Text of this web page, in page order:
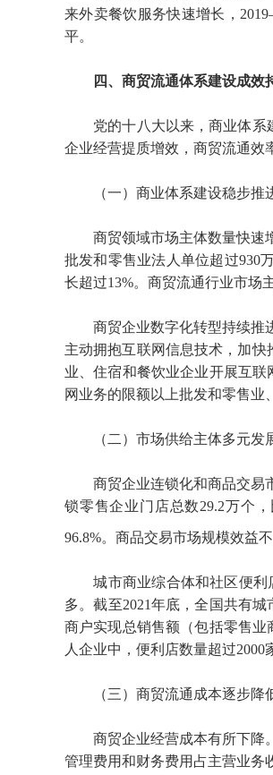
来外卖餐饮服务快速增长，
平。
四、商贸流通体系建设成效
党的十八大以来，商业体系
企业经营提质增效，商贸流通效
（一）商业体系建设稳步
商贸领域市场主体数量快速
批发和零售业法人单位超过930
长超过13%。商贸流通行业市场
商贸企业数字化转型持续推
主动拥抱互联网信息技术，加快
业、住宿和餐饮业企业开展互联
网业务的限额以上批发和零售业
（二）市场供给主体多元
商贸企业连锁化和商品交易
锁零售企业门店总数29.2万个
96.8%。商品交易市场规模效益
城市商业综合体和社区便
多。截至2021年底，全国共有
商户实现总销售额（包括零售业
人企业中，便利店数量超过2000
（三）商贸流通成本逐步
商贸企业经营成本有所下降
管理费用和财务费用占主营业务